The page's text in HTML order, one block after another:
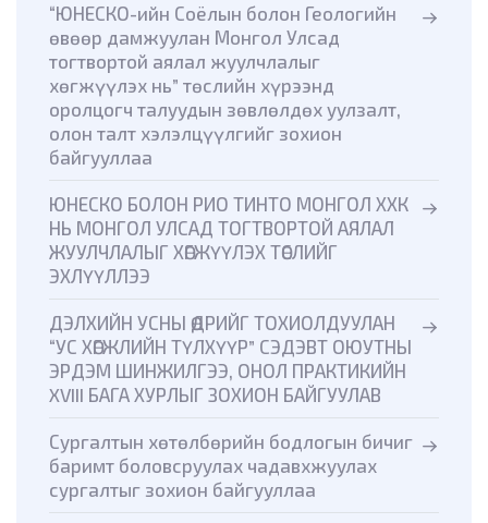
“ЮНЕСКО-ийн Соёлын болон Геологийн
өвөөр дамжуулан Монгол Улсад
тогтвортой аялал жуулчлалыг
хөгжүүлэх нь” төслийн хүрээнд
оролцогч талуудын зөвлөлдөх уулзалт,
олон талт хэлэлцүүлгийг зохион
байгууллаа
ЮНЕСКО БОЛОН РИО ТИНТО МОНГОЛ ХХК
НЬ МОНГОЛ УЛСАД ТОГТВОРТОЙ АЯЛАЛ
ЖУУЛЧЛАЛЫГ ХӨГЖҮҮЛЭХ ТӨСЛИЙГ
ЭХЛҮҮЛЛЭЭ
ДЭЛХИЙН УСНЫ ӨДРИЙГ ТОХИОЛДУУЛАН
“УС ХӨГЖЛИЙН ТҮЛХҮҮР” СЭДЭВТ ОЮУТНЫ
ЭРДЭМ ШИНЖИЛГЭЭ, ОНОЛ ПРАКТИКИЙН
XVIII БАГА ХУРЛЫГ ЗОХИОН БАЙГУУЛАВ
Сургалтын хөтөлбөрийн бодлогын бичиг
баримт боловсруулах чадавхжуулах
сургалтыг зохион байгууллаа